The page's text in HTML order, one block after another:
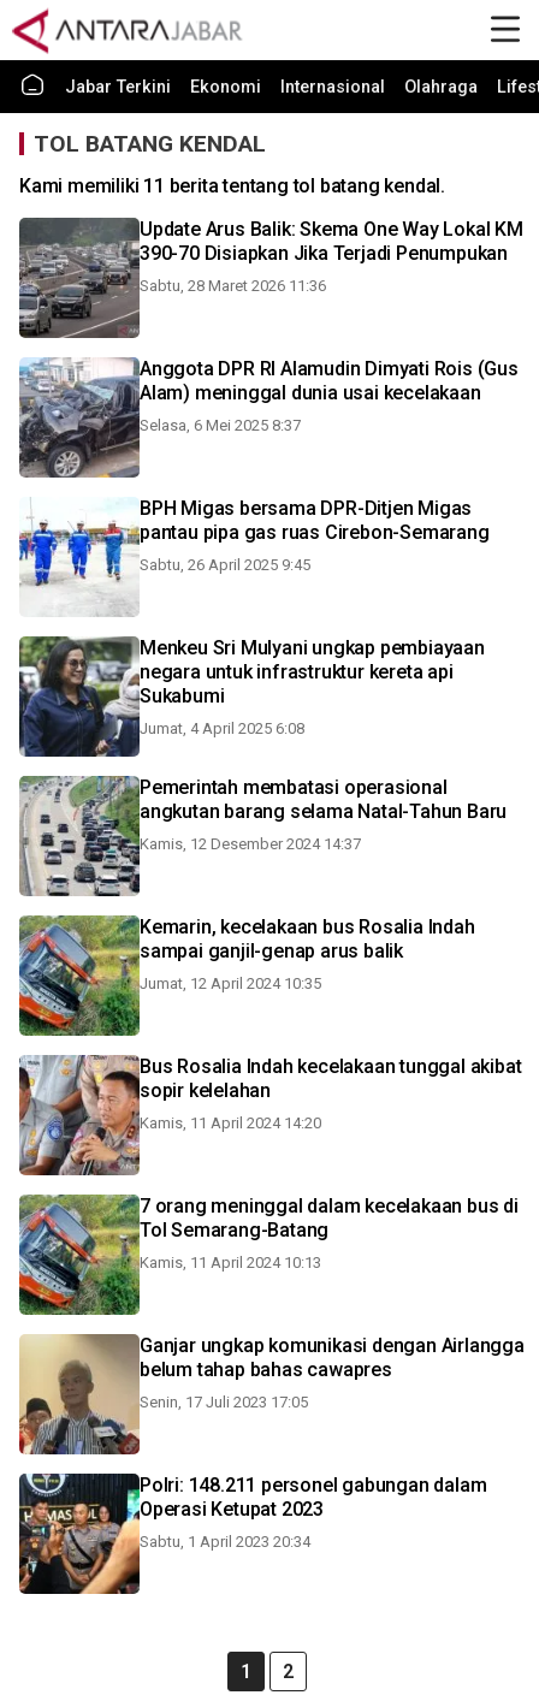
Jabar Terkini Ekonomi Internasional Olahraga
TOL BATANG KENDAL
Kami memiliki 11 berita tentang tol batang kendal.
Update Arus Balik: Skema One Way Lokal KM
390-70 Disiapkan Jika Terjadi Penumpukan
Sabtu, 28 Maret 2026 11:36
Anggota DPR RI Alamudin Dimyati Rois (Gus
Alam) meninggal dunia usai kecelakaan
Selasa, 6 Mei 2025 8:37
BPH Migas bersama DPR-Ditjen Migas
pantau pipa gas ruas Cirebon-Semarang
Sabtu, 26 April 2025 9:45
Menkeu Sri Mulyani ungkap pembiayaan
negara untuk infrastruktur kereta api
Sukabumi
Jumat, 4 April 2025 6:08
Pemerintah membatasi operasional
angkutan barang selama Natal-Tahun Baru
Kamis, 12 Desember 2024 14:37
Kemarin, kecelakaan bus Rosalia Indah
sampai ganjil-genap arus balik
Jumat, 12 April 2024 10:35
Bus Rosalia Indah kecelakaan tunggal akibat
sopir kelelahan
Kamis, 11 April 2024 14:20
7 orang meninggal dalam kecelakaan bus di
Tol Semarang-Batang
Kamis, 11 April 2024 10:13
Ganjar ungkap komunikasi dengan Airlangga
belum tahap bahas cawapres
Senin, 17 Juli 2023 17:05
Polri: 148.211 personel gabungan dalam
Operasi Ketupat 2023
Sabtu, 1 April 2023 20:34
1 2